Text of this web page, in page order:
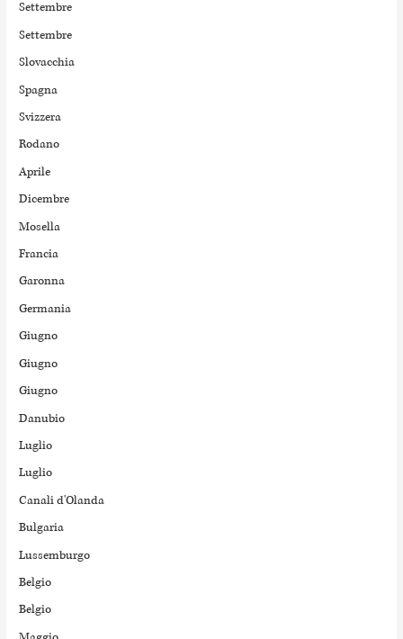
Settembre
Settembre
Slovacchia
Spagna
Svizzera
Rodano
Aprile
Dicembre
Mosella
Francia
Garonna
Germania
Giugno
Giugno
Giugno
Danubio
Luglio
Luglio
Canali d'Olanda
Bulgaria
Lussemburgo
Belgio
Belgio